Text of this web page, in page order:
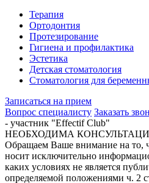
Терапия
Ортодонтия
Протезирование
Гигиена и профилактика
Эстетика
Детская стоматология
Стоматология для
Записаться на прием
Вопрос специалисту Заказать
- участник "Effectif Club"
НЕОБХОДИМА
Обращаем Ваше внимание на то,
носит исключительно
каких условиях не является
определяемой положениями ч. 2